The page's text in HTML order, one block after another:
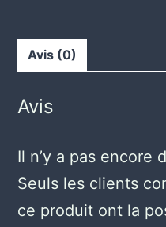
Avis (0)
Avis
Il n’y a pas encore
Seuls les clients
ce produit ont la